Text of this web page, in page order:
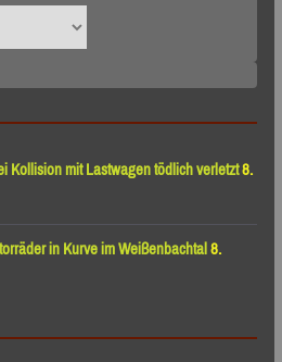
Kollision mit Lastwagen tödlich verletzt8.
in Kurve im Weißenbachtal8.